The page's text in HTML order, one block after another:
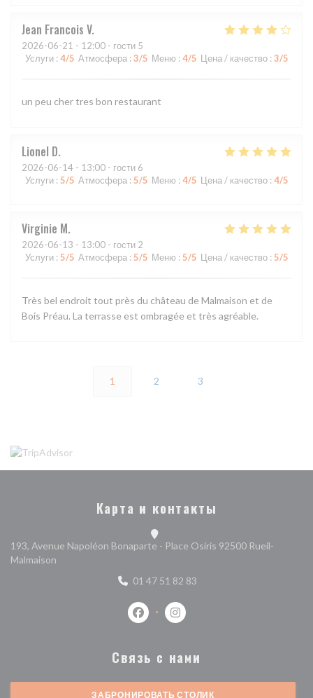
Jean Francois V
2026-06-21 - 12:00 - гости 5
Услуги : 4/5 Атмосфера : 3/5 Меню : 4/5 Цена / качество : 3/5
un peu cher tres bon restaurant
Lionel D
2026-06-14 - 13:00 - гости 6
Услуги : 5/5 Атмосфера : 5/5 Меню : 4/5 Цена / качество : 4/5
Virginie M
2026-06-13 - 13:00 - гости 2
Услуги : 5/5 Атмосфера : 5/5 Меню : 5/5 Цена / качество : 5/5
Très bel endroit tout près du château de Malmaison et de
Bois Préau. La terrasse est ombragée et très agréable.
1 2 3
Карта и контакты
193, Avenue Napoléon Bonaparte - Place Osiris 92500 Rueil-
Malmaison
01 47 51 82 83
Facebook ((открывается в новом
Instagram ((открывается в
Связь с нами
ЗАБРОНИРОВАТЬ СТОЛИК